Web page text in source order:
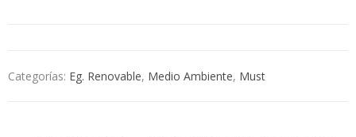
Categorías: Eg. Renovable, Medio Ambiente, Must